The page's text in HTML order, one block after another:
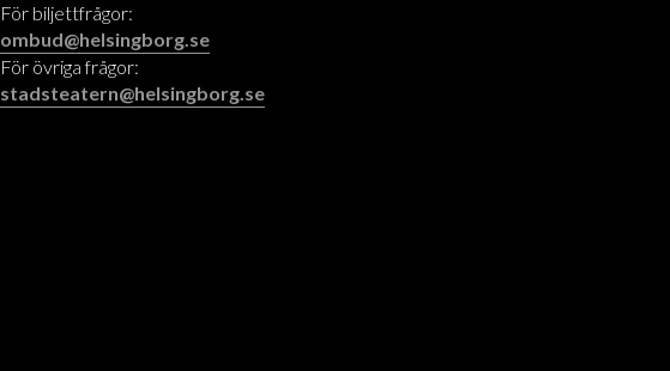
För biljettfrågor:
ombud@helsingborg.se
För övriga frågor:
stadsteatern@helsingborg.se